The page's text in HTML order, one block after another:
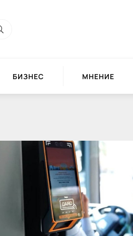
БИЗНЕС МНЕНИЕ